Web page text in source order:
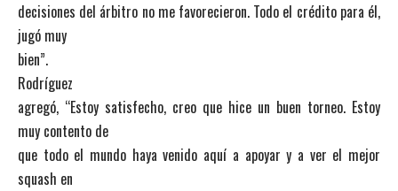
decisiones del árbitro no me favorecieron. Todo el crédito para él,
jugó muy
bien”.
Rodríguez
agregó, “Estoy satisfecho, creo que hice un buen torneo. Estoy
muy contento de
que todo el mundo haya venido aquí a apoyar y a ver el mejor
squash en